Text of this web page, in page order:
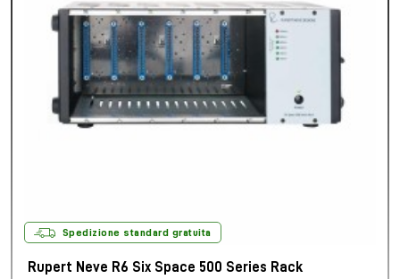
Spedizione standard gratuita
Rupert Neve R6 Six Space 500 Series Rack